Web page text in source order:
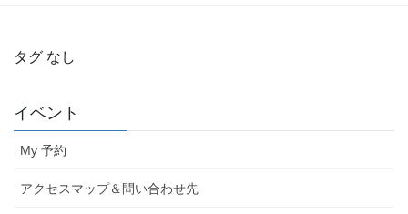
タグ なし
イベント
My 予約
アクセスマップ＆問い合わせ先